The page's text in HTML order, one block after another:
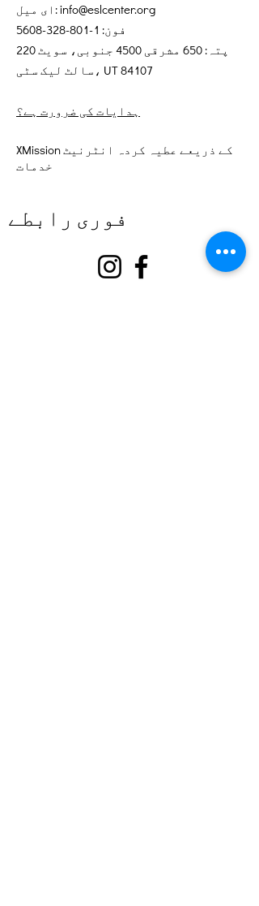
ای میل:info@eslcenter.org
فون: 1-801-328-5608
پتہ: 650 مشرقی 4500 جنوبی، سویٹ 220
سالٹ لیک سٹی، UT 84107
ہدایات کی ضرورت ہے؟
XMission کے ذریعے عطیہ کردہ انٹرنیٹ
خدمات
فوری رابطے